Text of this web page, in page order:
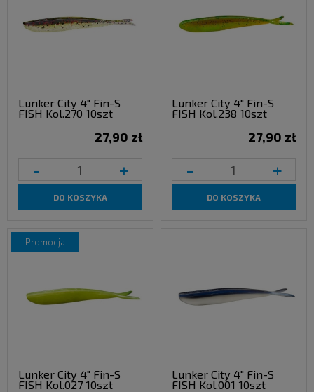
Lunker City 4" Fin-S
FISH Kol.270 10szt
27,90 zł
- +
DO KOSZYKA
Lunker City 4" Fin-S
FISH Kol.238 10szt
27,90 zł
- +
DO KOSZYKA
Lunker City 4" Fin-S
FISH Kol.027 10szt
promocja
Lunker City 4" Fin-S
FISH Kol.001 10szt